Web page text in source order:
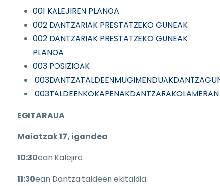
001 KALEJIREN PLANOA
002 DANTZARIAK PRESTATZEKO GUNEAK
002 DANTZARIAK PRESTATZEKO GUNEAK
PLANOA
003 POSIZIOAK
003TALDEENKOKAPENAKDANTZARAKOLAMERAN
EGITARAUA
Maiatzak 17, igandea
10:30ean Kalejira.
11:30ean Dantza taldeen ekitaldia.